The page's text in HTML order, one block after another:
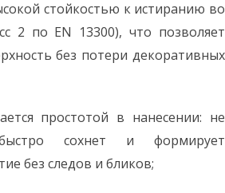
стойкостью к истиранию во
2 по EN 13300), что позволяет
без потери декоративных
простотой в нанесении: не
быстро сохнет и формирует
без следов и бликов;